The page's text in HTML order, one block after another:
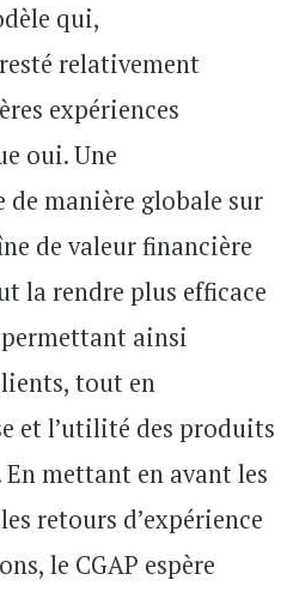
qui,
relativement
expériences
oui. Une
manière globale sur
de valeur financière
la rendre plus efficace
permettant ainsi
tout en
et l’utilité des produits
En mettant en avant les
retours d’expérience
le CGAP espère